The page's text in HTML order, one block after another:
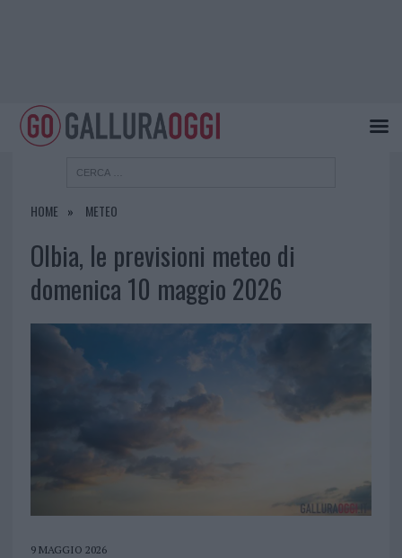
HOME METEO
Olbia, le previsioni meteo di
domenica 10 maggio 2026
9 MAGGIO 2026